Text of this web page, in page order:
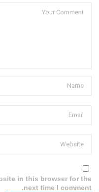
in this browser for the
next time I comment.